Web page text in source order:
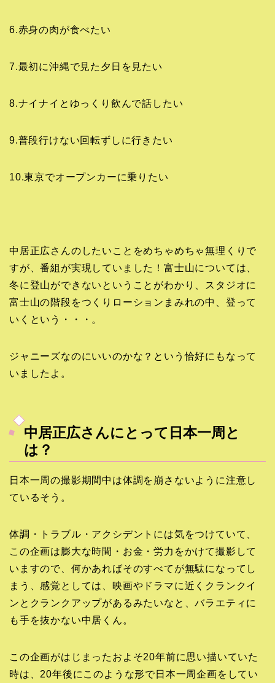
6.赤身の肉が食べたい
7.最初に沖縄で見た夕日を見たい
8.ナイナイとゆっくり飲んで話したい
9.普段行けない回転ずしに行きたい
10.東京でオープンカーに乗りたい
中居正広さんのしたいことをめちゃめちゃ無理くりで
すが、番組が実現していました！富士山については、
冬に登山ができないということがわかり、スタジオに
富士山の階段をつくりローションまみれの中、登って
いくという・・・。
ジャニーズなのにいいのかな？という恰好にもなって
いましたよ。
中居正広さんにとって日本一周と
は？
日本一周の撮影期間中は体調を崩さないように注意し
ているそう。
体調・トラブル・アクシデントには気をつけていて、
この企画は膨大な時間・お金・労力をかけて撮影して
いますので、何かあればそのすべてが無駄になってし
まう、感覚としては、映画やドラマに近くクランクイ
ンとクランクアップがあるみたいなと、バラエティに
も手を抜かない中居くん。
この企画がはじまったおよそ20年前に思い描いていた
時は、20年後にこのような形で日本一周企画をしてい